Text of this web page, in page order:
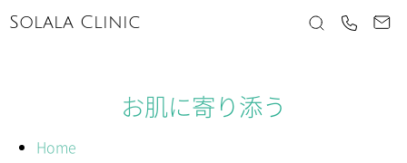
Solala Clinic
Home
お肌に寄り添う